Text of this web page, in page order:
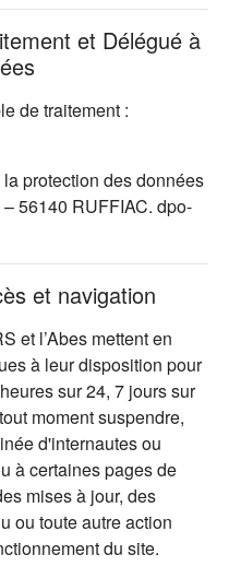
et Délégué à
de traitement :
protection des données
56140 RUFFIAC. dpo-
et navigation
et l’Abes mettent en
à leur disposition pour
sur 24, 7 jours sur
moment suspendre,
d'internautes ou
à certaines pages de
mises à jour, des
ou toute autre action
du site.